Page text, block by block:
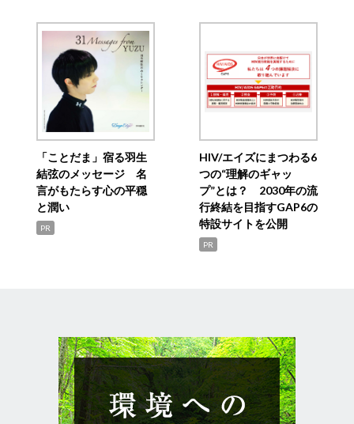
「ことだま」宿る羽生
結弦のメッセージ 名
言がもたらす心の平穏
と潤い
PR
HIV/エイズにまつわる6
つの“理解のギャッ
プ”とは？ 2030年の流
行終結を目指すGAP6の
特設サイトを公開
PR